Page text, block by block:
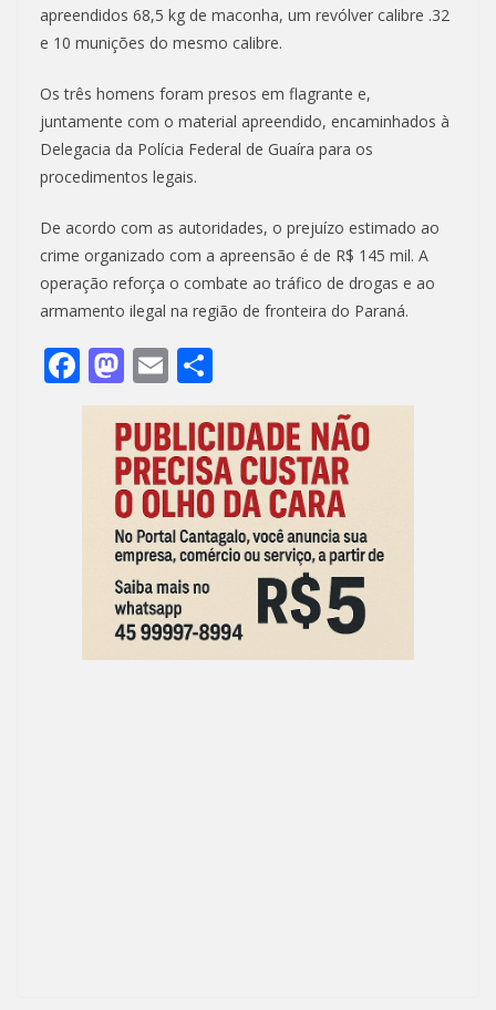
apreendidos 68,5 kg de maconha, um revólver calibre .32
e 10 munições do mesmo calibre.
Os três homens foram presos em flagrante e,
juntamente com o material apreendido, encaminhados à
Delegacia da Polícia Federal de Guaíra para os
procedimentos legais.
De acordo com as autoridades, o prejuízo estimado ao
crime organizado com a apreensão é de R$ 145 mil. A
operação reforça o combate ao tráfico de drogas e ao
armamento ilegal na região de fronteira do Paraná.
F
ac
M
as
to
d
o
n
E
m
ai
l
h
ar
e